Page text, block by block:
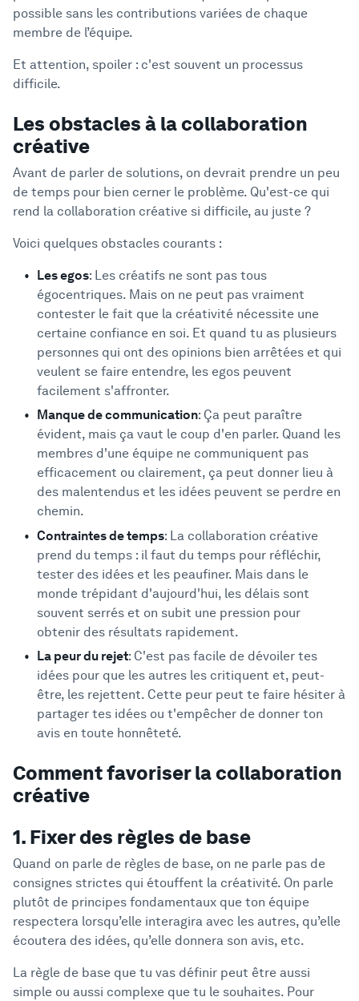
possible sans les contributions variées de chaque
membre de l’équipe.
Et attention, spoiler : c'est souvent un processus
difficile.
Les obstacles à la collaboration
créative
Avant de parler de solutions, on devrait prendre un peu
de temps pour bien cerner le problème. Qu'est-ce qui
rend la collaboration créative si difficile, au juste ?
Voici quelques obstacles courants :
Les egos: Les créatifs ne sont pas tous
égocentriques. Mais on ne peut pas vraiment
contester le fait que la créativité nécessite une
certaine confiance en soi. Et quand tu as plusieurs
personnes qui ont des opinions bien arrêtées et qui
veulent se faire entendre, les egos peuvent
facilement s'affronter.
Manque de communication: Ça peut paraître
évident, mais ça vaut le coup d'en parler. Quand les
membres d'une équipe ne communiquent pas
efficacement ou clairement, ça peut donner lieu à
des malentendus et les idées peuvent se perdre en
chemin.
Contraintes de temps: La collaboration créative
prend du temps : il faut du temps pour réfléchir,
tester des idées et les peaufiner. Mais dans le
monde trépidant d'aujourd'hui, les délais sont
souvent serrés et on subit une pression pour
obtenir des résultats rapidement.
La peur du rejet: C'est pas facile de dévoiler tes
idées pour que les autres les critiquent et, peut-
être, les rejettent. Cette peur peut te faire hésiter à
partager tes idées ou t'empêcher de donner ton
avis en toute honnêteté.
Comment favoriser la collaboration
créative
1. Fixer des règles de base
Quand on parle de règles de base, on ne parle pas de
consignes strictes qui étouffent la créativité. On parle
plutôt de principes fondamentaux que ton équipe
respectera lorsqu’elle interagira avec les autres, qu’elle
écoutera des idées, qu’elle donnera son avis, etc.
La règle de base que tu vas définir peut être aussi
simple ou aussi complexe que tu le souhaites. Pour